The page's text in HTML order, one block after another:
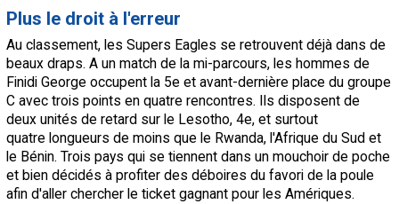
Plus le droit à l'erreur
Au classement, les Supers Eagles se retrouvent déjà dans de
beaux draps. A un match de la mi-parcours, les hommes de
Finidi George occupent la 5e et avant-dernière place du groupe
C avec trois points en quatre rencontres. Ils disposent de
deux unités de retard sur le Lesotho, 4e, et surtout
quatre longueurs de moins que le Rwanda, l'Afrique du Sud et
le Bénin. Trois pays qui se tiennent dans un mouchoir de poche
et bien décidés à profiter des déboires du favori de la poule
afin d'aller chercher le ticket gagnant pour les Amériques.